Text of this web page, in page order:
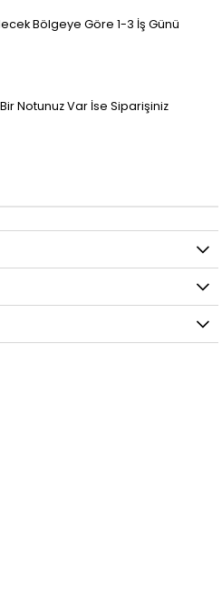
Bölgeye Göre 1-3 İş Günü
Notunuz Var İse Siparişiniz